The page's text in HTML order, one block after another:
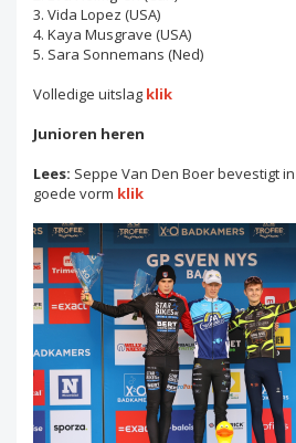
3. Vida Lopez (USA)
4. Kaya Musgrave (USA)
5. Sara Sonnemans (Ned)
Volledige uitslag klik
Junioren heren
Lees: Seppe Van Den Boer bevestigt
goede vorm klik